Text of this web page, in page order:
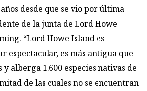
desde que se vio por última
de la junta de Lord Howe
“Lord Howe Island es
espectacular, es más antigua que
y alberga 1.600 especies nativas de
de las cuales no se encuentran